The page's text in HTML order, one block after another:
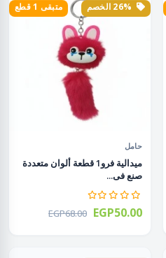
متبقى 1 قطع
حامل
ميدالية فرو1 قطعة ألوان متعددة
صنع فى...
EGP68.00 EGP50.00